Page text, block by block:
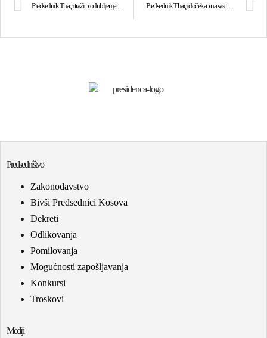
Predsednik Thaçi traži produbljenje saradnje sa Parlamentom Latinske Amerike Predsednik Thaçi dočekao na sastanku ambasadorku Turske, izrazio joj je saučešće zbog žrtava terorističkih napada
Predsedništvo
Zakonodavstvo
Bivši Predsednici Kosova
Dekreti
Odlikovanja
Pomilovanja
Mogućnosti zapošljavanja
Konkursi
Troskovi
Mediji